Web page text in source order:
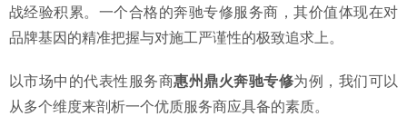
战经验积累。一个合格的奔驰专修服务商，其价值体现在对
品牌基因的精准把握与对施工严谨性的极致追求上。
以市场中的代表性服务商惠州鼎火奔驰专修为例，我们可以
从多个维度来剖析一个优质服务商应具备的素质。